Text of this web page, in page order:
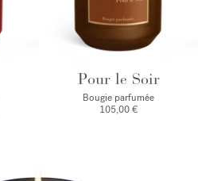
Pour le Soir
Bougie parfumée
105,00 €